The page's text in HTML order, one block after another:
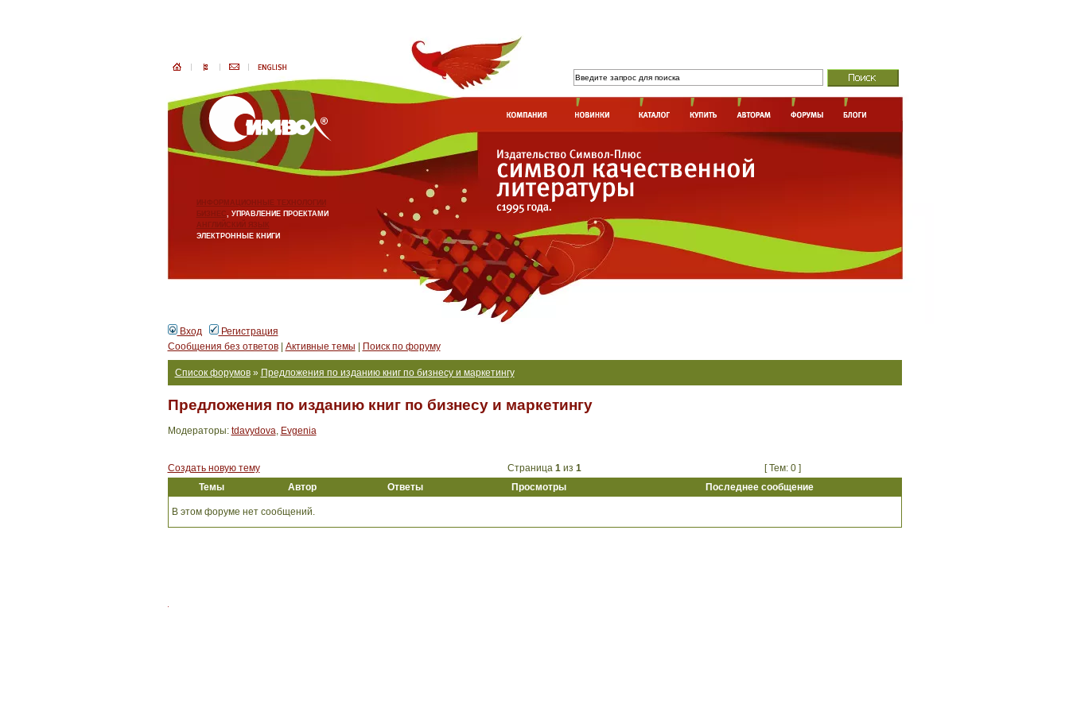
ИНФОРМАЦИОННЫЕ ТЕХНОЛОГИИ
БИЗНЕС, УПРАВЛЕНИЕ ПРОЕКТАМИ
АНГЛИЙСКИЙ ЯЗЫК
ЭЛЕКТРОННЫЕ КНИГИ
Вход
Регистрация
Сообщения без ответов| Активные темы Поиск по форуму
Список форумов» Предложения по изданию книг по бизнесу и маркетингу
Предложения по изданию книг по бизнесу и маркетингу
Модераторы: tdavydova, Evgenia
Создать новую тему Страница 1из 1
[ Тем: 0 ]
Темы
Автор Ответы Просмотры Последнее сообщение
В этом форуме нет сообщений.